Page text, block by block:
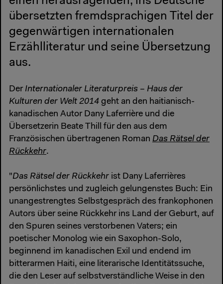
übersetzten fremdsprachigen Titel der
gegenwärtigen internationalen
Erzählliteratur und seine Übersetzung
aus.
Der Internationaler Literaturpreis – Haus der
Kulturen der Welt 2014 geht an den haitianisch-
kanadischen Autor Dany Laferrière und die
Übersetzerin Beate Thill für den aus dem
Französischen übertragenen Roman Das Rätsel der
Rückkehr.
"Das Rätsel der Rückkehr ist Dany Laferrières
persönlichstes und zugleich gelungenstes Buch: Ein
unangestrengtes Selbstgespräch des frankophonen
Autors über seine Rückkehr ins Land der Geburt, auf
den Spuren seines verstorbenen Vaters; ein
poetischer Monolog wie ein Saxophon-Solo,
beginnend im kanadischen Exil und endend im
bitterarmen Haiti, eine literarische Identitätssuche,
die den Leser auf selbstverständliche Weise in den